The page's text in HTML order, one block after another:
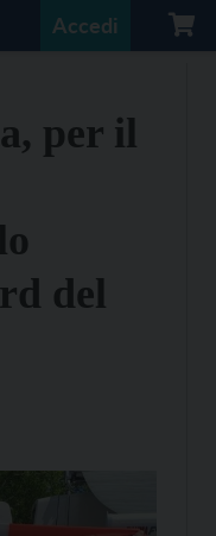
Accedi
per il
del